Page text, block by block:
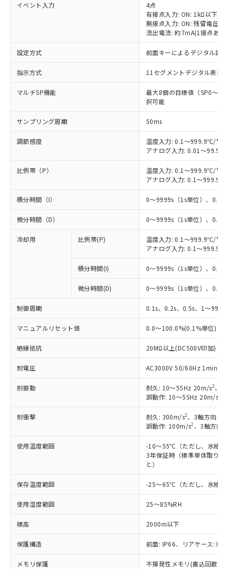
イベント入力
4点
有接点入力: ON: 1kΩ以下、
無接点入力: ON: 残留電圧
流出電流: 約7mA(1接点あた
設定方式 前面キーによるデジタル設定
指示方式 11セグメントデジタル表示
マルチSP機能
最大8個の目標値（SP0～
択可能
サンプリング周期 50ms
調節感度
温度入力: 0.1～999.9℃/°F
アナログ入力: 0.01～
比例帯（P）
温度入力: 0.1～999.9℃/°F
アナログ入力: 0.1～
積分時間（I） 0～9999s（1s単位）、0.0
微分時間（D） 0～9999s（1s単位）、0.0
冷却用 比例帯(P)
温度入力: 0.1～999.9℃/°F
アナログ入力: 0.1～
積分時間(I) 0～9999s（1s単位）、0.0
微分時間(D) 0～9999s（1s単位）、0.0
制御周期 0.1s、0.2s、0.5s、1～99s
マニュアルリセット値 0.0～100.0%(0.1%単位)
絶縁抵抗 20MΩ以上(DC500V印加)
耐電圧 AC3000V 50/60Hz 1min (
耐振動 耐久: 10～55Hz 20m/s2、3
誤動作: 10～55Hz 20m/s
耐衝撃 耐久: 300m/s2、3軸方向 各
誤動作: 100m/s2 、3軸方向
使用温度範囲
-10～55℃（ただし、氷結、
3年保証時（標準単体取り
と）
保存温度範囲 -25～65℃（ただし、氷結、
使用湿度範囲 25～85%RH
標高 2000m以下
保護構造 前面: IP66、リアケース:
メモリ保護 不揮発性メモリ(書込回数:
以下の条件をお読みいただき、同意のうえ
本サービスは、当社制御機器事業取扱
商品の当社在庫状況および標準価格
(税抜)を提供させていただくもので
当社制御機器事業取扱商品の中には、
本サービスの対象外となる商品もある
ことをご了承ください。
在庫状況および標準価格照会結果は、
記載している更新日時点での社内デー
タに基づき作成されるものであり、閲
覧された時点での実際の在庫および標
※1 対応状況
対応済み：EU RoHS指令（10物質）の
非含有に対応した製品が提供可能な商品で
有に対応した製品に切り替える予定のある
対応予定なし：EU RoHS指令（10物質）の
非含有に非対応の商品で、対応品を出す予
調査・確認中：EU RoHS指令（10物質）の
非含有の対応状況を調査中または確認中の
害物質有無と関係のない商品です。
仕入先様の事情により、非含有部品として
いたものが、含有品と判明した場合などや
むを得ず変更することがあります。
*EU RoHS指令（10物質）：
六価クロム(Cr(Ⅵ)) 1000ppm以下、ポリ臭化ビフェニル
「○」：最大均質材料含有率が中国RoHSの
基準値以下であることを示します。
基準値を超えていることを示します。
「－」：未確認です。当社販売部門へお問
*中国RoHS10物質の基準値 (GB/T26572)：
Pb(鉛) :1000ppm、 Hg(水銀) : 1000ppm、 Cd(カドミウ
ム) : 100ppm、
当社は、これら貴社製品のうち、外国
為替および外国貿易法に定める商品
（以下｢規制貨物等」という）を輸出
または国外への提供する場合は、日本
国政府の輸出許可(または役務取引許
可)を取得するなどの必要な手続きを